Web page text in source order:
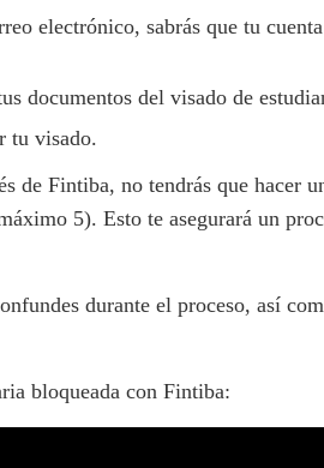
electrónico, sabrás que tu
documentos del visado de
tu visado.
de Fintiba, no tendrás que hacer
5). Esto te asegurará un
durante el proceso, así
bloqueada con Fintiba: